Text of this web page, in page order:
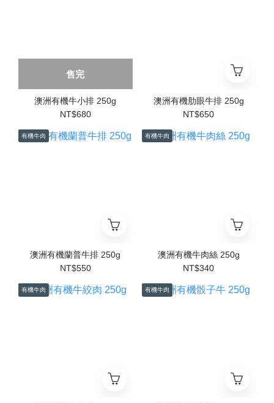
售完
澳洲有機牛小排 250g
NT$680
澳洲有機肋眼牛排 250g
NT$650
有機牛肉
澳洲有機蘭普牛排 250g
NT$550
有機牛肉
澳洲有機牛肉絲 250g
NT$340
有機牛肉 有機牛肉